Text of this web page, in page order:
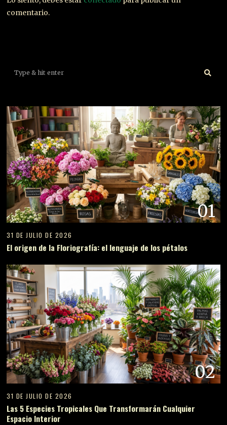
comentario.
01
31 DE JULIO DE 2026
El origen de la Floriografía: el lenguaje de los pétalos
02
31 DE JULIO DE 2026
Las 5 Especies Tropicales Que Transformarán Cualquier
Espacio Interior